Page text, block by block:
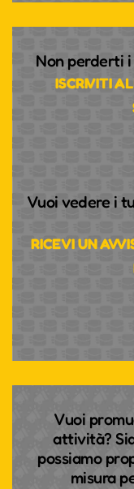
Non perderti
ISCRIVITI
Vuoi vedere i
RICEVI UN
Vuoi
attività?
possiamo
misura